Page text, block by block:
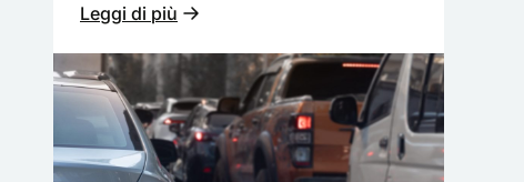
Leggi di più